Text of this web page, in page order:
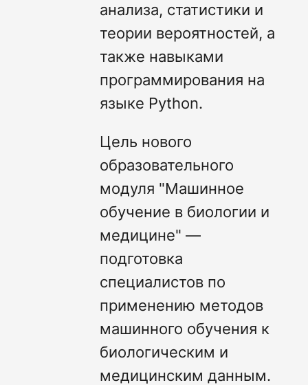
анализа, статистики и
теории вероятностей, а
также навыками
программирования на
языке Python.
Цель нового
образовательного
модуля "Машинное
обучение в биологии и
медицине" —
подготовка
специалистов по
применению методов
машинного обучения к
биологическим и
медицинским данным.